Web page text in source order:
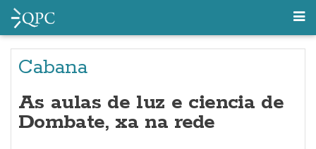
Cabana
As aulas de luz e ciencia de
Dombate, xa na rede